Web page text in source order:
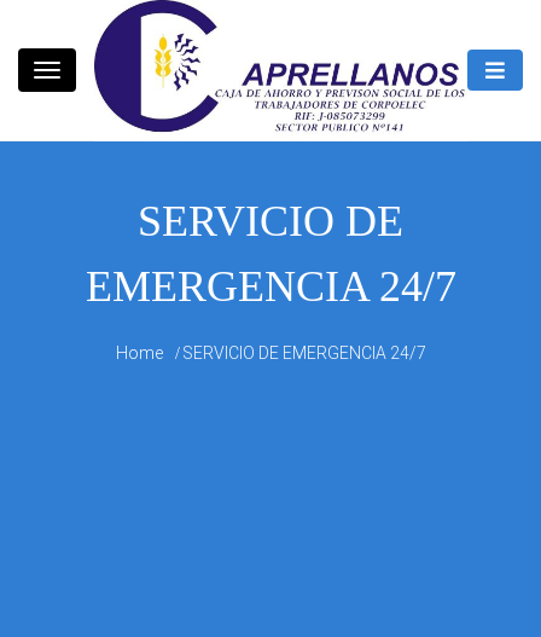
content
SERVICIO DE
EMERGENCIA 24/7
Home SERVICIO DE EMERGENCIA 24/7